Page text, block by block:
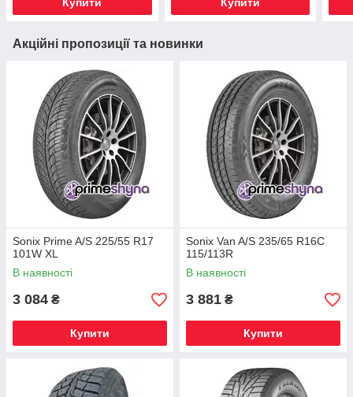
Купити Купити
Акційні пропозиції та новинки
Sonix Prime A/S 225/55 R17
101W XL
В наявності
3 084 ₴
Купити
Sonix Van A/S 235/65 R16C
115/113R
В наявності
3 881 ₴
Купити